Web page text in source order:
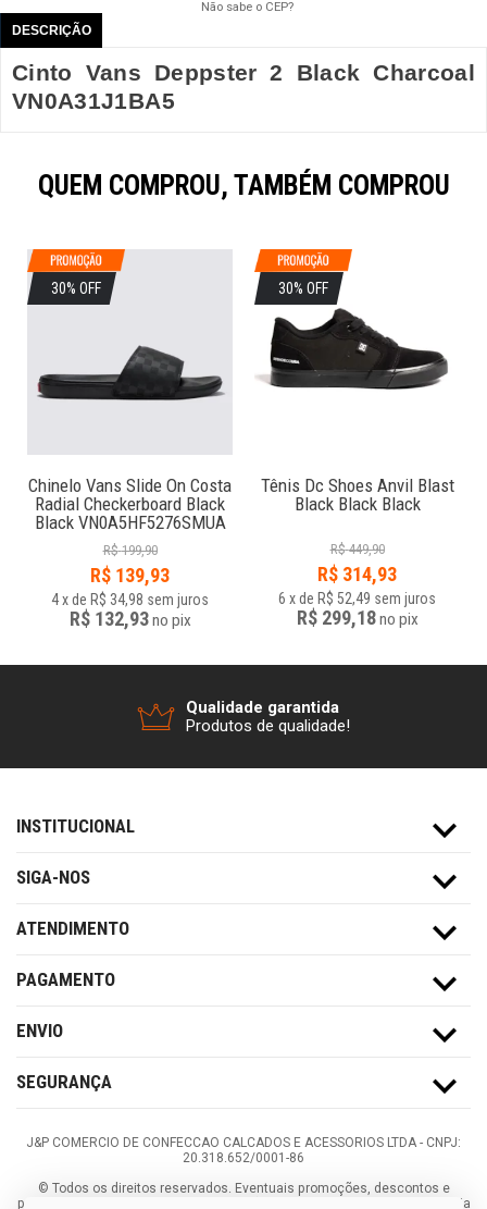
Não sabe o CEP?
DESCRIÇÃO
Cinto Vans Deppster 2 Black Charcoal
VN0A31J1BA5
QUEM COMPROU, TAMBÉM COMPROU
30% OFF
Chinelo Vans Slide On Costa
Radial Checkerboard Black
Black VN0A5HF5276SMUA
R$ 199,90
R$ 139,93
4xde R$ 34,98 sem juros
R$ 132,93no pix
30% OFF
Tênis Dc Shoes Anvil Blast
Black Black Black
R$ 449,90
R$ 314,93
6 xde R$ 52,49 sem juros
R$ 299,18no pix
Qualidade garantida
Produtos de qualidade!
INSTITUCIONAL
SIGA-NOS
ATENDIMENTO
PAGAMENTO
ENVIO
SEGURANÇA
J&P COMERCIO DE CONFECCAO CALCADOS E ACESSORIOS LTDA - CNPJ:
20.318.652/0001-86
© Todos os direitos reservados. Eventuais promoções, descontos e
prazos de pagamento expostos aqui são válidos apenas para compras via